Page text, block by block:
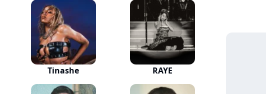
Tinashe RAYE